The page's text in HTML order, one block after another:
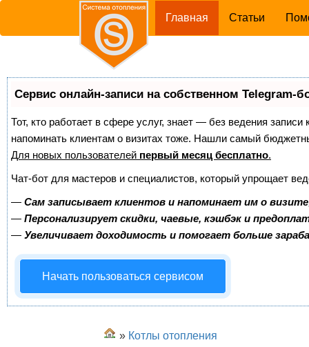
Главная (current)
Статьи
Сервис онлайн-записи на собственном Telegram-
Тот, кто работает в сфере услуг, знает — без ведения
напоминать клиентам о визитах тоже. Нашли самый
Для новых пользователей первый месяц бесплатно.
Чат-бот для мастеров и специалистов, который упрощает
— Сам записывает клиентов и напоминает им о
— Персонализирует скидки, чаевые, кэшбэк и
— Увеличивает доходимость и помогает больше
Начать пользоваться сервисом
» Котлы отопления